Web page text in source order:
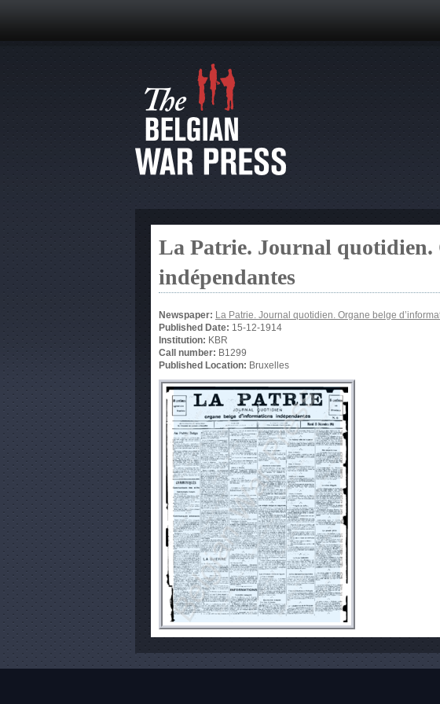
La Patrie. Journal quotidien.
indépendantes
Newspaper: La Patrie. Journal quotidien. Organe belge
Published Date: 15-12-1914
Institution: KBR
Call number: B1299
Published Location: Bruxelles